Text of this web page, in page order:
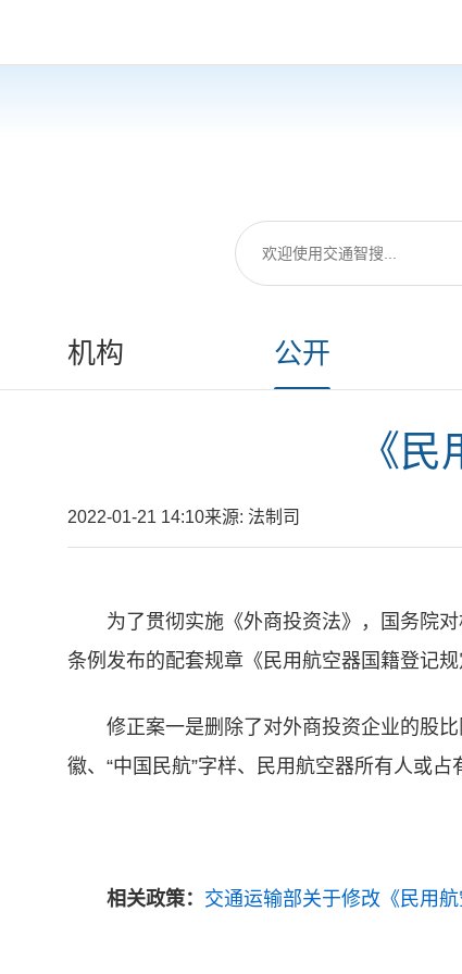
机构 公开
《
2022-01-21 14:10来源: 法制司
为了贯彻实施《外商投资法》，国务院
条例发布的配套规章《民用航空器国籍登记
修正案一是删除了对外商投资企业的股
徽、“中国民航”字样、民用航空器所有人或
相关政策： 交通运输部关于修改《民用